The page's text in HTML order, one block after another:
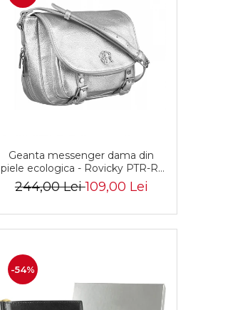
Geanta messenger dama din
piele ecologica - Rovicky PTR-R-
TOR-ALE-2-3776 SIL
244,00 Lei109,00 Lei
-54%